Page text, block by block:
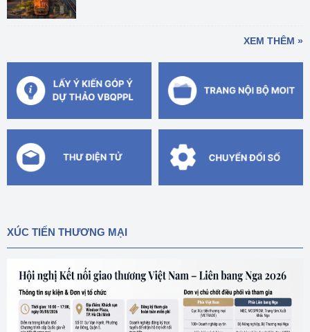
XEM THÊM »
XÚC TIẾN THƯƠNG MẠI